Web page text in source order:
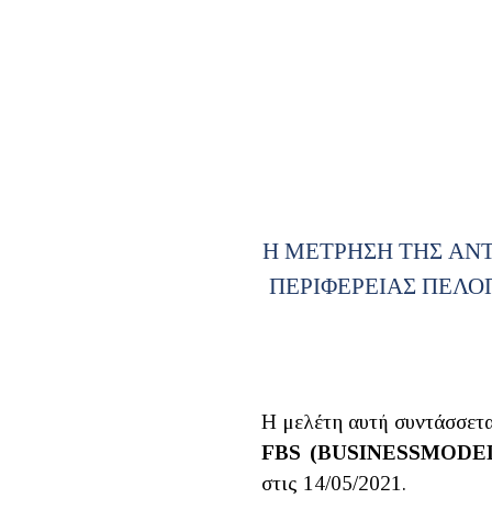
Η ΜΕΤΡΗΣΗ ΤΗΣ
ΠΕΡΙΦΕΡΕΙΑΣ
Η μελέτη αυτή
FBS (BUSINESS
στις 14/05/2021.